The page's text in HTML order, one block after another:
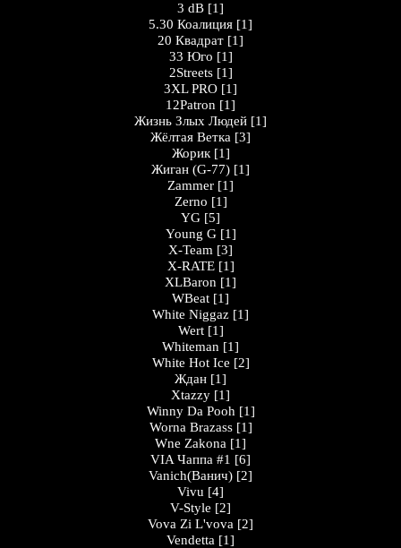
3 dB [1]
5.30 Коалиция [1]
20 Квадрат [1]
33 Юго [1]
2Streets [1]
3XL PRO [1]
12Patron [1]
Жизнь Злых Людей [1]
Жёлтая Ветка [3]
Жорик [1]
Жигaн (G-77) [1]
Zammer [1]
Zerno [1]
YG [5]
Young G [1]
X-Team [3]
X-RATE [1]
XLBaron [1]
WBeat [1]
White Niggaz [1]
Wert [1]
Whiteman [1]
White Hot Ice [2]
Ждан [1]
Xtazzy [1]
Winny Da Pooh [1]
Worna Brazass [1]
Wne Zakona [1]
VIA Чаппа #1 [6]
Vanich(Ванич) [2]
Vivu [4]
V-Style [2]
Vova Zi L'vova [2]
Vendetta [1]